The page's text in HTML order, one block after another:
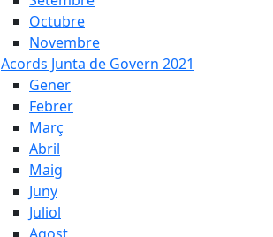
Octubre
Novembre
Acords Junta de Govern 2021
Gener
Febrer
Març
Abril
Maig
Juny
Juliol